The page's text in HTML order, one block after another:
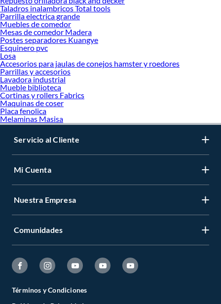
Taladros inalambricos Total tools
Parrilla electrica grande
Muebles de comedor
Mesas de comedor Madera
Postes separadores Kuangye
Esquinero pvc
Losa
Accesorios para jaulas de conejos hamster y roedores
Parrillas y accesorios
Lavadora industrial
Mueble biblioteca
Cortinas y rollers Fabrics
Maquinas de coser
Placa fenolica
Melaminas Masisa
Servicio al Cliente
Mi Cuenta
Nuestra Empresa
Comunidades
Términos y Condiciones